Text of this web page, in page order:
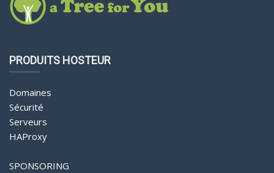
PRODUITS HOSTEUR
Domaines
Sécurité
Serveurs
HAProxy
SPONSORING